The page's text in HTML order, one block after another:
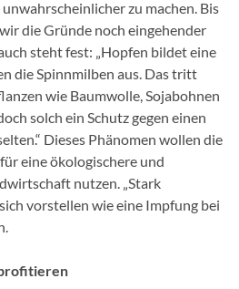
zu machen. Bis
die Gründe noch eingehender
steht fest: „Hopfen bildet eine
die Spinnmilben aus. Das tritt
wie Baumwolle, Sojabohnen
solch ein Schutz gegen einen
Dieses Phänomen wollen die
eine ökologischere und
nutzen. „Stark
vorstellen wie eine Impfung bei